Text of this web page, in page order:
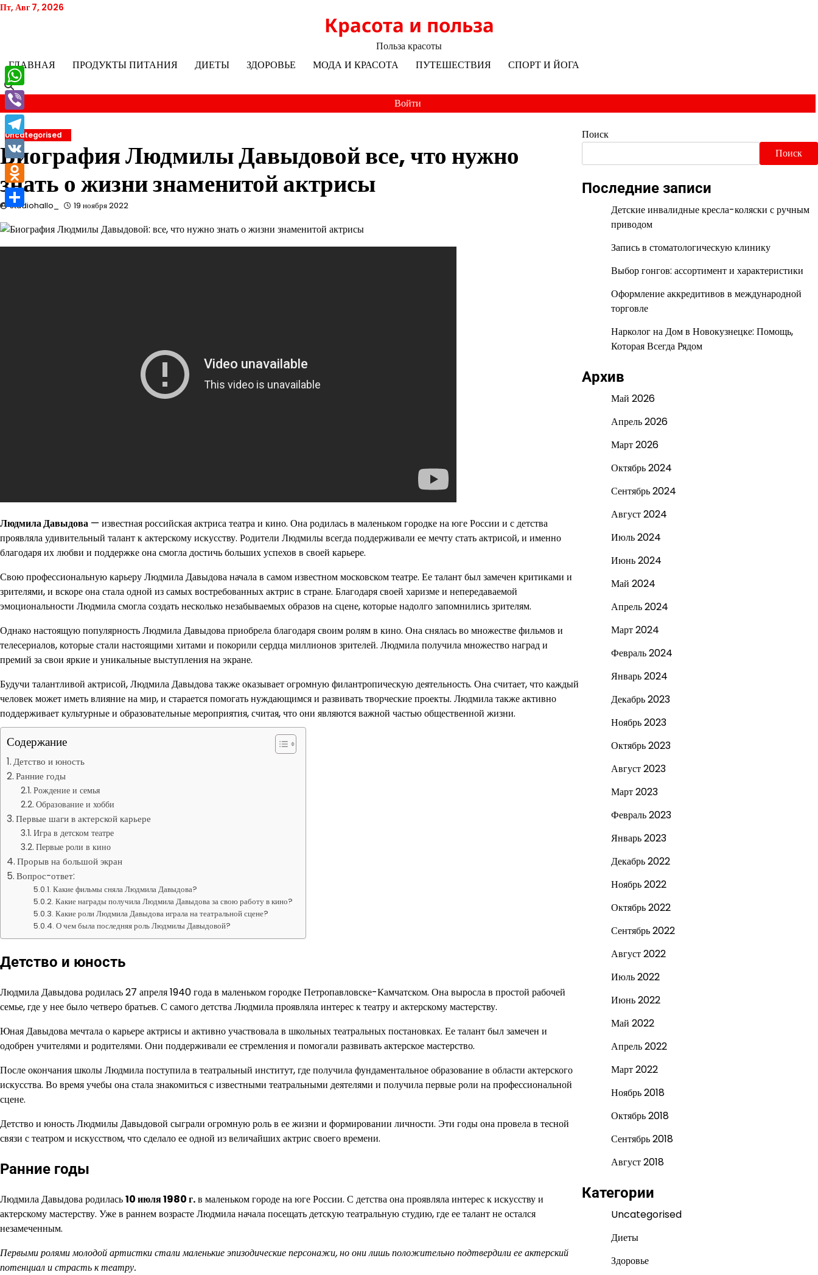
Перейти
Пт, Авг 7, 2026
Красота и польза
Польза красоты
ГЛАВНАЯ
ПРОДУКТЫ ПИТАНИЯ ДИЕТЫ ЗДОРОВЬЕ МОДА И КРАСОТА ПУТЕШЕСТВИЯ СПОРТ И ЙОГА
Войти
Uncategorised
Биография Людмилы Давыдовой все, что нужно
знать о жизни знаменитой актрисы
studiohallo_ 19 ноября 2022
Людмила Давыдова — известная российская актриса театра и кино. Она родилась в маленьком городке на юге России и с детства
проявляла удивительный талант к актерскому искусству. Родители Людмилы всегда поддерживали ее мечту стать актрисой, и именно
благодаря их любви и поддержке она смогла достичь больших успехов в своей карьере.
Свою профессиональную карьеру Людмила Давыдова начала в самом известном московском театре. Ее талант был замечен критиками и
зрителями, и вскоре она стала одной из самых востребованных актрис в стране. Благодаря своей харизме и непередаваемой
эмоциональности Людмила смогла создать несколько незабываемых образов на сцене, которые надолго запомнились зрителям.
Однако настоящую популярность Людмила Давыдова приобрела благодаря своим ролям в кино. Она снялась во множестве фильмов и
телесериалов, которые стали настоящими хитами и покорили сердца миллионов зрителей. Людмила получила множество наград и
премий за свои яркие и уникальные выступления на экране.
Будучи талантливой актрисой, Людмила Давыдова также оказывает огромную филантропическую деятельность. Она считает, что каждый
человек может иметь влияние на мир, и старается помогать нуждающимся и развивать творческие проекты. Людмила также активно
поддерживает культурные и образовательные мероприятия, считая, что они являются важной частью общественной жизни.
Содержание
Детство и юность
Ранние годы
Рождение и семья
Образование и хобби
Первые шаги в актерской карьере
Игра в детском театре
Первые роли в кино
Прорыв на большой экран
Вопрос-ответ:
Какие фильмы сняла Людмила Давыдова?
Какие награды получила Людмила Давыдова за свою работу в кино?
Какие роли Людмила Давыдова играла на театральной сцене?
О чем была последняя роль Людмилы Давыдовой?
Детство и юность
Людмила Давыдова родилась 27 апреля 1940 года в маленьком городке Петропавловске-Камчатском. Она выросла в простой рабочей
семье, где у нее было четверо братьев. С самого детства Людмила проявляла интерес к театру и актерскому мастерству.
Юная Давыдова мечтала о карьере актрисы и активно участвовала в школьных театральных постановках. Ее талант был замечен и
одобрен учителями и родителями. Они поддерживали ее стремления и помогали развивать актерское мастерство.
После окончания школы Людмила поступила в театральный институт, где получила фундаментальное образование в области актерского
искусства. Во время учебы она стала знакомиться с известными театральными деятелями и получила первые роли на профессиональной
сцене.
Детство и юность Людмилы Давыдовой сыграли огромную роль в ее жизни и формировании личности. Эти годы она провела в тесной
связи с театром и искусством, что сделало ее одной из величайших актрис своего времени.
Ранние годы
Людмила Давыдова родилась10 июля 1980 г.в маленьком городе на юге России. С детства она проявляла интерес к искусству и
актерскому мастерству. Уже в раннем возрасте Людмила начала посещать детскую театральную студию, где ее талант не остался
незамеченным.
Первыми ролями молодой артистки стали маленькие эпизодические персонажи, но они лишь положительно подтвердили ее актерский
потенциал и страсть к театру.
Поиск
Поиск
Последние записи
Детские инвалидные кресла-коляски с ручным
приводом
Запись в стоматологическую клинику
Выбор гонгов: ассортимент и характеристики
Оформление аккредитивов в международной
торговле
Нарколог на Дом в Новокузнецке: Помощь,
Которая Всегда Рядом
Архив
Май 2026
Апрель 2026
Март 2026
Октябрь 2024
Сентябрь 2024
Август 2024
Июль 2024
Июнь 2024
Май 2024
Апрель 2024
Март 2024
Февраль 2024
Январь 2024
Декабрь 2023
Ноябрь 2023
Октябрь 2023
Август 2023
Март 2023
Февраль 2023
Январь 2023
Декабрь 2022
Ноябрь 2022
Октябрь 2022
Сентябрь 2022
Август 2022
Июль 2022
Июнь 2022
Май 2022
Апрель 2022
Март 2022
Ноябрь 2018
Октябрь 2018
Сентябрь 2018
Август 2018
Категории
Uncategorised
Диеты
Здоровье
WhatsApp
Viber
Telegram
VK
Odnoklassniki